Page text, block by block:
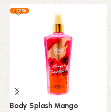
-12%
Body Splash Mango